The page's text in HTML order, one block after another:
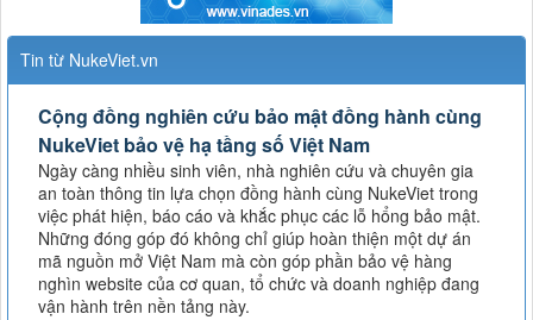
Tin từ NukeViet.vn
Cộng đồng nghiên cứu bảo mật đồng hành cùng
NukeViet bảo vệ hạ tầng số Việt Nam
Ngày càng nhiều sinh viên, nhà nghiên cứu và chuyên gia
an toàn thông tin lựa chọn đồng hành cùng NukeViet trong
việc phát hiện, báo cáo và khắc phục các lỗ hổng bảo mật.
Những đóng góp đó không chỉ giúp hoàn thiện một dự án
mã nguồn mở Việt Nam mà còn góp phần bảo vệ hàng
nghìn website của cơ quan, tổ chức và doanh nghiệp đang
vận hành trên nền tảng này.